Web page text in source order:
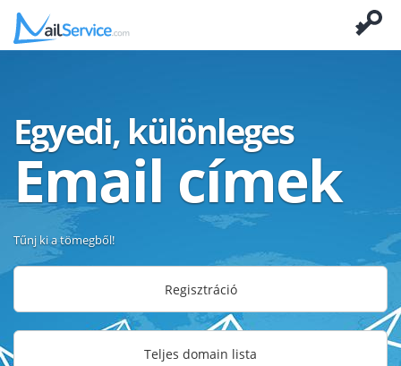
Egyedi, különleges
Email címek
Tűnj ki a tömegből!
Regisztráció
Teljes domain lista